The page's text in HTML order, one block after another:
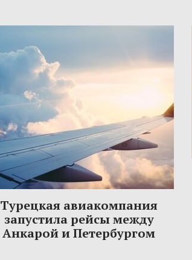
Турецкая авиакомпания
запустила рейсы между
Анкарой и Петербургом